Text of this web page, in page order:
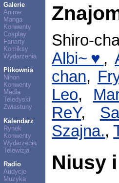
Galerie
Anime
Manga
Konwenty
Cosplay
Fanarty
Komiksy
Wydarzenia
Plikownia
Nihon
Konwenty
Media
Teledyski
Zwiastuny
Kalendarz
Rynek
Konwenty
Wydarzenia
Telewizja
Radio
Audycje
Muzyka
Shiro-
Albi~♥ ,
chan,
Leo,
ReY,
Szajna.,
Niusy